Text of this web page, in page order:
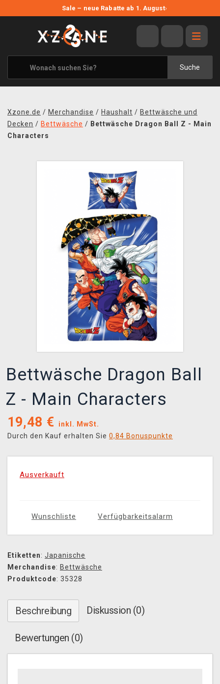
Sale – neue Rabatte ab 1. August›
Suche
ANGEBOTE
ALLE MARKEN
XZONE ORIGINALS
KLEIDUNG & ACCESSOIRES
BÜCHER & COMICS
Xzone.de / Merchandise / Haushalt / Bettwäsche und
Decken / Bettwäsche / Bettwäsche Dragon Ball Z - Main
Characters
Bettwäsche Dragon Ball
Z - Main Characters
19,48 €
inkl. MwSt.
Durch den Kauf erhalten Sie 0,84 Bonuspunkte
Ausverkauft
Wunschliste Verfügbarkeitsalarm
Etiketten: Japanische
Merchandise: Bettwäsche
Produktcode: 35328
Beschreibung Diskussion (0)
Bewertungen (0)